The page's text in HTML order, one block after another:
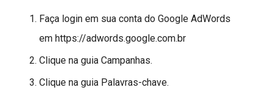
Faça login em sua conta do Google AdWords
em https://adwords.google.com.br
Clique na guia Campanhas.
Clique na guia Palavras-chave.